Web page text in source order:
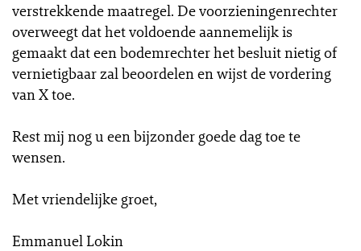
verstrekkende maatregel. De voorzieningenrechter
overweegt dat het voldoende aannemelijk is
gemaakt dat een bodemrechter het besluit nietig of
vernietigbaar zal beoordelen en wijst de vordering
van X toe.
Rest mij nog u een bijzonder goede dag toe te
wensen.
Met vriendelijke groet,
Emmanuel Lokin